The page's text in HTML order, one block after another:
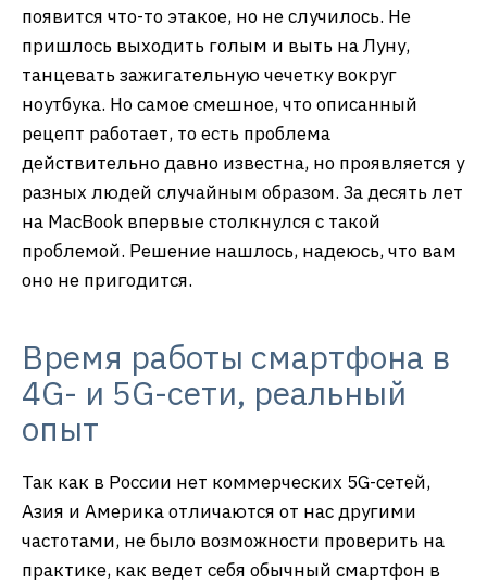
появится что-то этакое, но не случилось. Не
пришлось выходить голым и выть на Луну,
танцевать зажигательную чечетку вокруг
ноутбука. Но самое смешное, что описанный
рецепт работает, то есть проблема
действительно давно известна, но проявляется у
разных людей случайным образом. За десять лет
на MacBook впервые столкнулся с такой
проблемой. Решение нашлось, надеюсь, что вам
оно не пригодится.
Время работы смартфона в
4G- и 5G-сети, реальный
опыт
Так как в России нет коммерческих 5G-сетей,
Азия и Америка отличаются от нас другими
частотами, не было возможности проверить на
практике, как ведет себя обычный смартфон в